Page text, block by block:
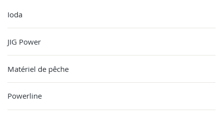
Ioda
JIG Power
Matériel de pêche
Powerline